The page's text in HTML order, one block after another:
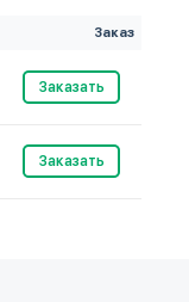
Заказ
Заказать
Заказать